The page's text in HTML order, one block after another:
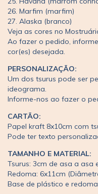
26. Marfim (marfim)
27. Alaska (branco)
Veja as cores no
Ao fazer o pedido,
cor(es) desejada.
PERSONALIZAÇÃO:
Um dos tsurus pode ser
ideograma.
Informe-nos ao fazer o
CARTÃO:
Papel kraft 8x10cm com
Pode ter texto
TAMANHO E MATERIAL:
Tsurus: 3cm de asa a asa
Redoma: 6x11cm
Base de plástico e